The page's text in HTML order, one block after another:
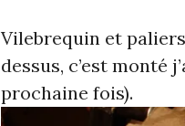
Vilebrequin et
dessus, c’est monté
prochaine fois).